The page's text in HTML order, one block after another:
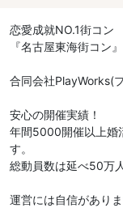
恋愛成就NO.1街コン
『名古屋東海街コン』
合同会社PlayWorks(
安心の開催実績！
年間5000開催以上婚
す。
総動員数は延べ50万
運営には自信がありま